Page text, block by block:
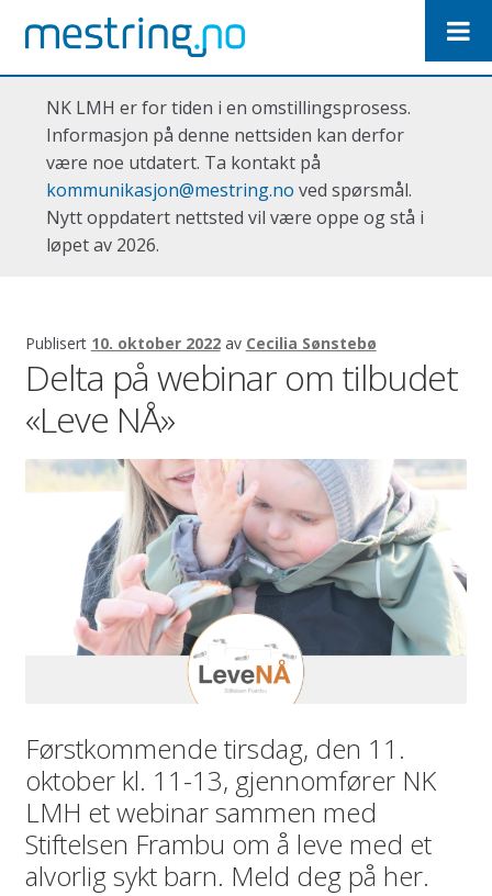
Hopp
til
navigasjon
Hopp
til
innhold
NK LMH er for tiden i en omstillingsprosess.
Informasjon på denne nettsiden kan derfor
være noe utdatert. Ta kontakt på
kommunikasjon@mestring.no ved spørsmål.
Nytt oppdatert nettsted vil være oppe og stå i
løpet av 2026.
Publisert 10. oktober 2022 av Cecilia Sønstebø
Delta på webinar om tilbudet
«Leve NÅ»
Førstkommende tirsdag, den 11.
oktober kl. 11-13, gjennomfører NK
LMH et webinar sammen med
Stiftelsen Frambu om å leve med et
alvorlig sykt barn. Meld deg på her.